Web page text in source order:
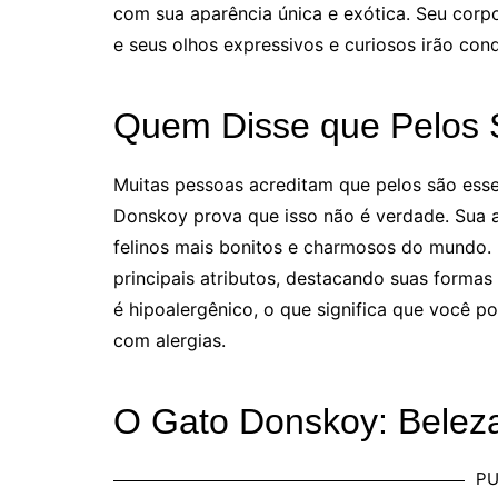
com sua aparência única e exótica. Seu
e seus olhos expressivos e curiosos irão
Quem Disse que Pelos
Muitas pessoas acreditam que pelos são
Donskoy prova que isso não é verdade.
felinos mais bonitos e charmosos do
principais atributos, destacando suas
é hipoalergênico, o que significa que você
com alergias.
O Gato Donskoy: